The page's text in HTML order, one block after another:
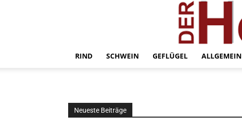
RIND SCHWEIN GEFLÜGEL ALLGEMEIN
Neueste Beiträge